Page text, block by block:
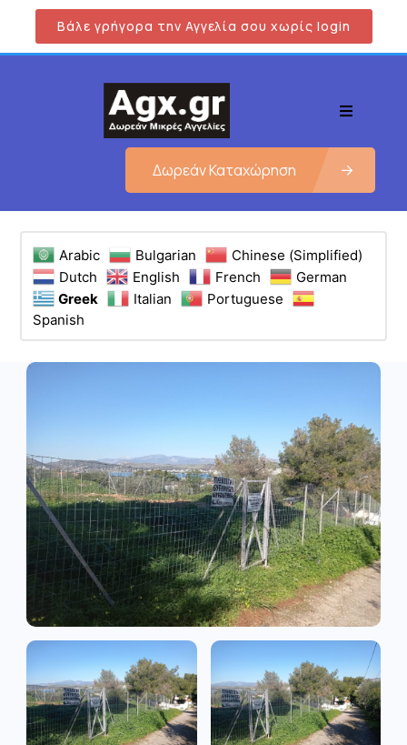
Βάλε γρήγορα την Αγγελία σου χωρίς login
Δωρεάν Καταχώρηση
Arabic Bulgarian
Chinese (Simplified)
Dutch
English French
German
Greek
Italian
Portuguese
Spanish